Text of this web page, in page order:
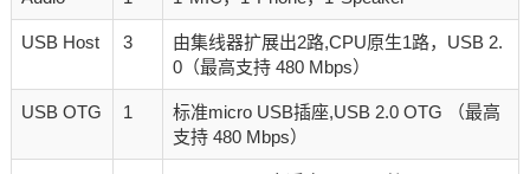
USB Host 3
由集线器扩展出2路,CPU原生1路，USB 2.
0（最高支持 480 Mbps）
USB OTG 1
标准micro USB插座,USB 2.0 OTG （最高
支持 480 Mbps）